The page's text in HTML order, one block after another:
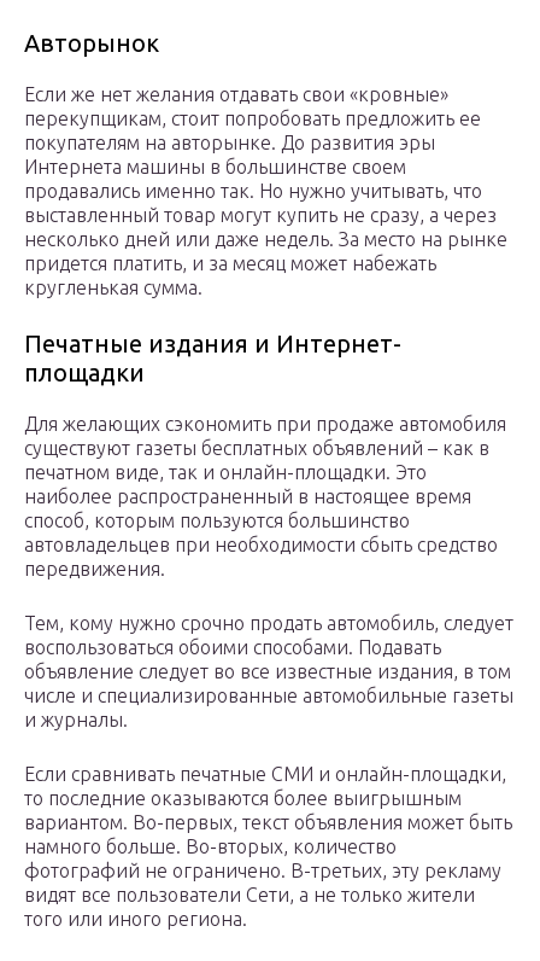
Авторынок
Если же нет желания отдавать свои «кровные»
перекупщикам, стоит попробовать предложить ее
покупателям на авторынке. До развития эры
Интернета машины в большинстве своем
продавались именно так. Но нужно учитывать, что
выставленный товар могут купить не сразу, а через
несколько дней или даже недель. За место на рынке
придется платить, и за месяц может набежать
кругленькая сумма.
Печатные издания и Интернет-
площадки
Для желающих сэкономить при продаже автомобиля
существуют газеты бесплатных объявлений – как в
печатном виде, так и онлайн-площадки. Это
наиболее распространенный в настоящее время
способ, которым пользуются большинство
автовладельцев при необходимости сбыть средство
передвижения.
Тем, кому нужно срочно продать автомобиль, следует
воспользоваться обоими способами. Подавать
объявление следует во все известные издания, в том
числе и специализированные автомобильные газеты
и журналы.
Если сравнивать печатные СМИ и онлайн-площадки,
то последние оказываются более выигрышным
вариантом. Во-первых, текст объявления может быть
намного больше. Во-вторых, количество
фотографий не ограничено. В-третьих, эту рекламу
видят все пользователи Сети, а не только жители
того или иного региона.